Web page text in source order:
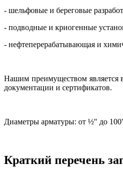
- шельфовые и береговые
- подводные и криогенные
- нефтеперерабатывающая и
Нашим преимуществом является
документации и сертификатов.
Диаметры арматуры: от ½" до
Краткий перечень